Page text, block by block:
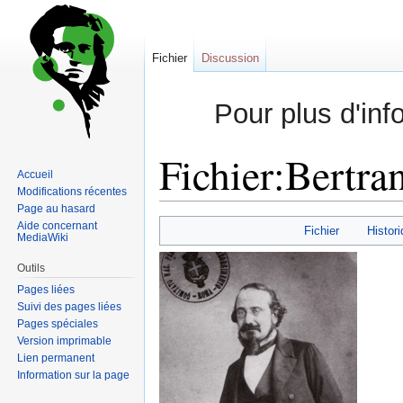
Pour plus
à
la
navigation
à
la
recherche
Fichier
Fichier Discussion
Accueil
Modifications récentes
Page au hasard
Aide concernant
MediaWiki
Outils
Pages liées
Suivi des pages liées
Pages spéciales
Version imprimable
Lien permanent
Information sur la page